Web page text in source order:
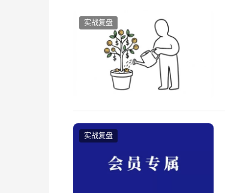
实战复盘
实战复盘